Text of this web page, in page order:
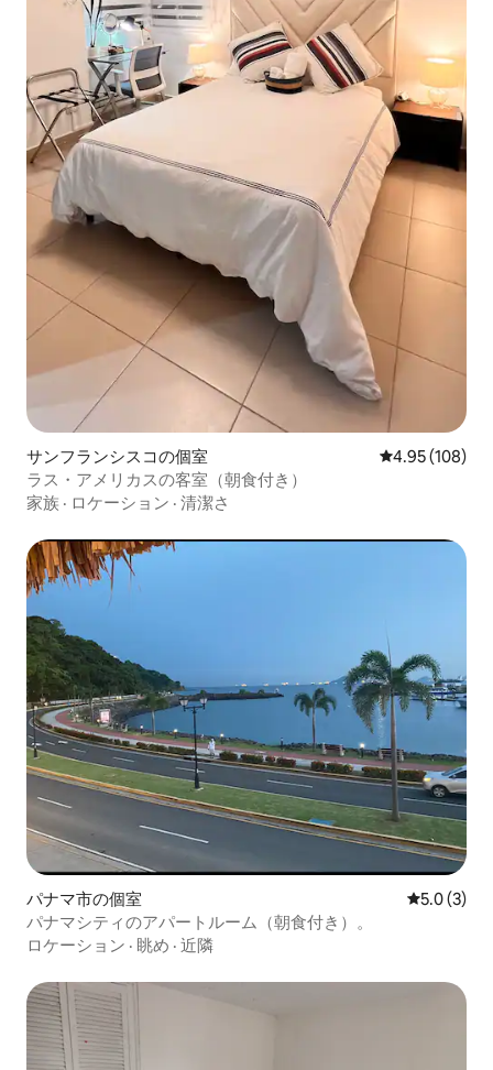
サンフランシスコの個室 レビュー108
4.95 (108)
ラス・アメリカスの客室（朝食付き）
家族 · ロケーション · 清潔さ
パナマ市の個室 レビュー3
5.0 (3)
パナマシティのアパートルーム（朝食付き）。
ロケーション · 眺め · 近隣